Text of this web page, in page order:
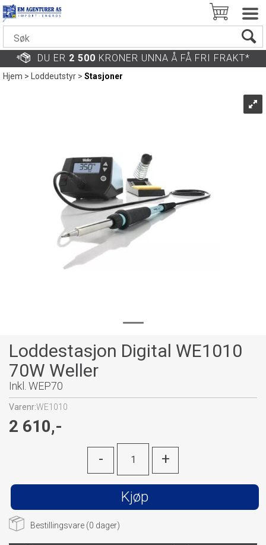
DU ER 2 500 KRONER UNNA Å FÅ FRI FRAKT*
Hjem> Loddeutstyr>Stasjoner
Loddestasjon Digital WE1010
70W Weller
Inkl. WEP70
Varenr:WE1010
2 610,-
- +
Kjøp
Bestillingsvare (0 dager)